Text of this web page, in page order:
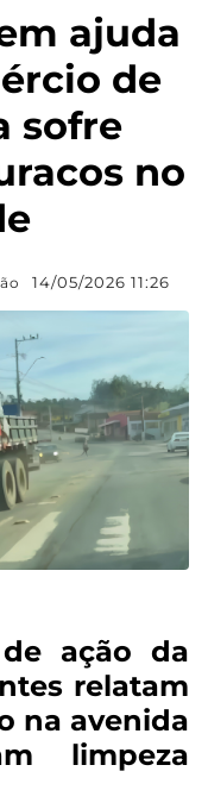
ajuda
de
sofre
no
14/05/2026 11:26
ação da
relatam
na avenida
limpeza